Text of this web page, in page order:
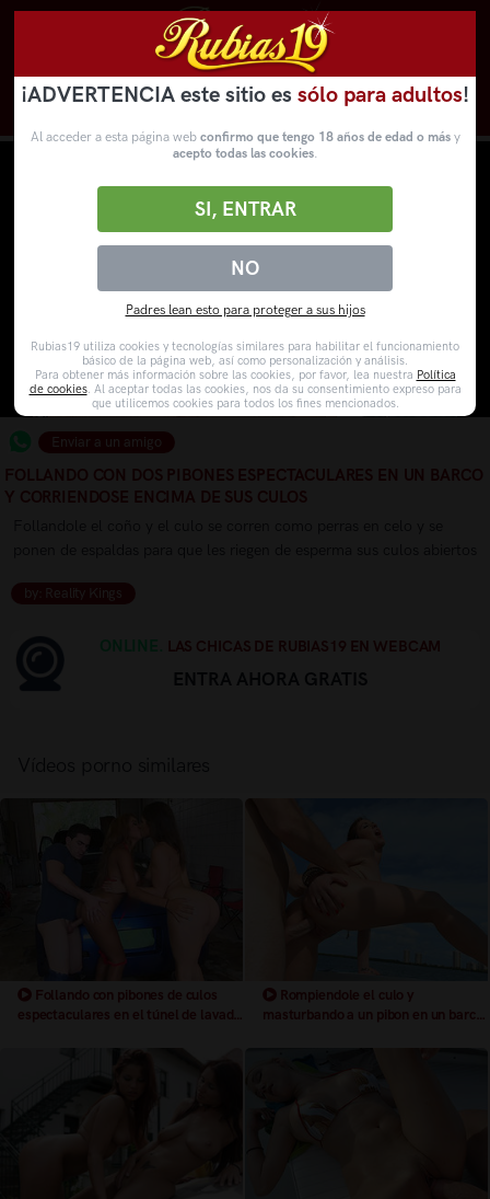
Enviar a un amigo
FOLLANDO CON DOS PIBONES ESPECTACULARES EN UN BARCO
Y CORRIENDOSE ENCIMA DE SUS CULOS
by: Reality Kings
ONLINE. LAS CHICAS DE RUBIAS19 EN WEBCAM
Follando con pibones de culos
espectaculares en el túnel de lavado
Rompiendole el culo y
masturbando a un pibon en un barco
¡ADVERTENCIA este sitio es sólo para adultos!
Al acceder a esta página web confirmo que tengo 18 años de edad o másy
acepto todas las cookies.
NO
SI, ENTRAR
Padres lean esto para proteger a sus hijos
Rubias19 utiliza cookies y tecnologías similares para habilitar el funcionamiento
básico de la página web, así como personalización y análisis.
Para obtener más información sobre las cookies, por favor, lea nuestra Política
de cookies. Al aceptar todas las cookies, nos da su consentimiento expreso para
que utilicemos cookies para todos los fines mencionados.